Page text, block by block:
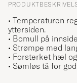
• Temperaturen
yttersiden.
• Bomull på
• Strømpe med
• Forsterket hæl
• Sømløs tå for